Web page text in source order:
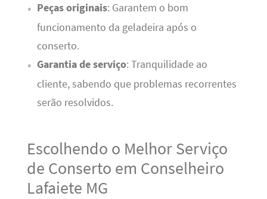
Peças originais: Garantem o bom
funcionamento da geladeira após o
conserto.
Garantia de serviço: Tranquilidade ao
cliente, sabendo que problemas recorrentes
serão resolvidos.
Escolhendo o Melhor Serviço
de Conserto em Conselheiro
Lafaiete MG